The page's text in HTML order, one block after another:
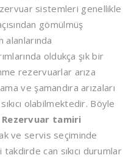
sistemleri genellikle
gömülmüş
oldukça şık bir
rezervuarlar arıza
ve şamandıra arızaları
olabilmektedir. Böyle
Rezervuar tamiri
ve servis seçiminde
can sıkıcı durumlar